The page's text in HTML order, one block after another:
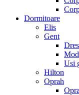
Dormitoare
Elis
Gent
Usi
Hilton
Oprah